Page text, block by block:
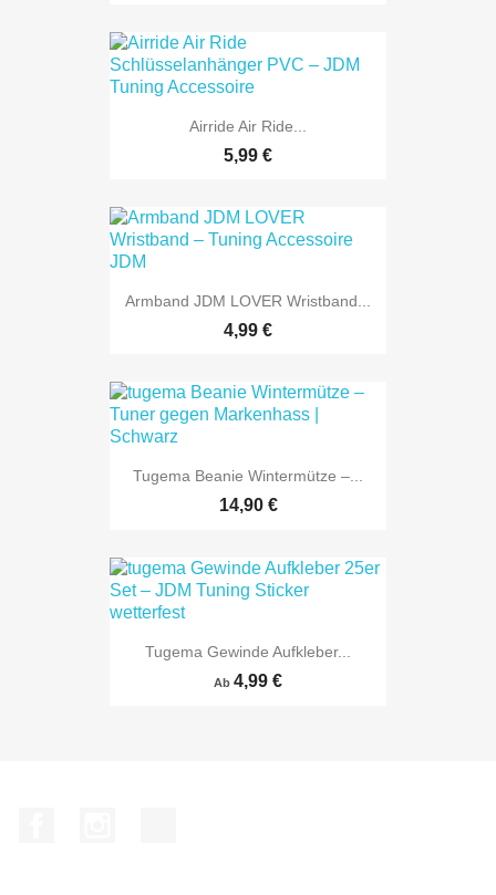
Airride Air Ride...
5,99 €
Armband JDM LOVER Wristband...
4,99 €
Tugema Beanie Wintermütze –...
14,90 €
Tugema Gewinde Aufkleber...
Ab 4,99 €